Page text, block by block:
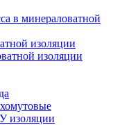
в минераловатной
изоляции
изоляции
изоляции